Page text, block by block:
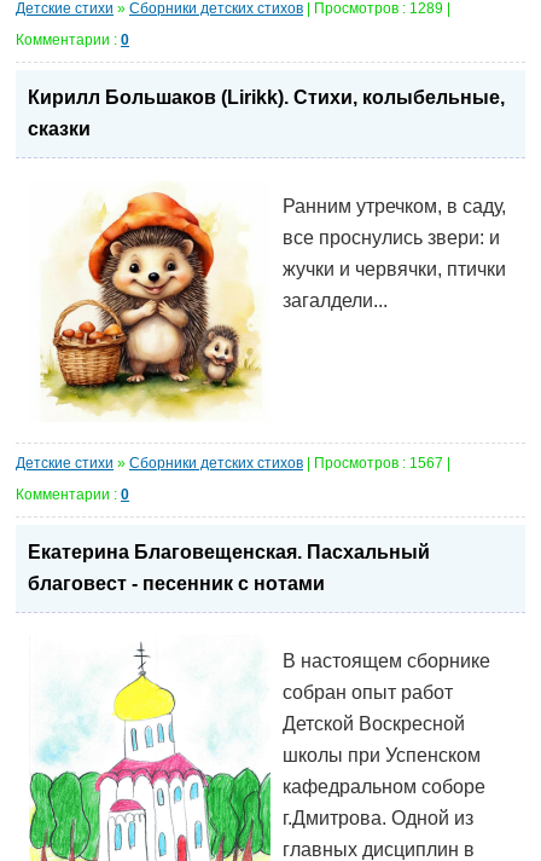
Детские стихи » Сборники детских стихов | Просмотров : 1289 |
Комментарии : 0
Кирилл Большаков (Lirikk). Стихи, колыбельные,
сказки
Ранним утречком, в саду,
все проснулись звери: и
жучки и червячки, птички
загалдели...
Детские стихи » Сборники детских стихов | Просмотров : 1567 |
Комментарии : 0
Екатерина Благовещенская. Пасхальный
благовест - песенник с нотами
В настоящем сборнике
собран опыт работ
Детской Воскресной
школы при Успенском
кафедральном соборе
г.Дмитрова. Одной из
главных дисциплин в